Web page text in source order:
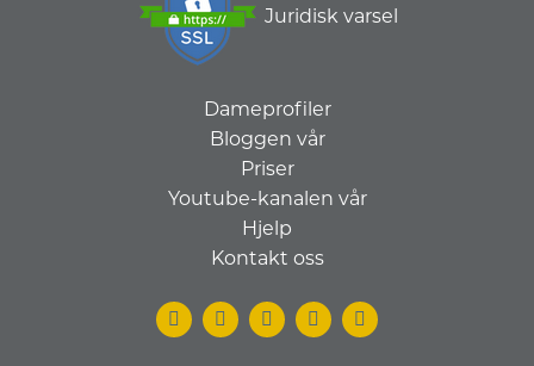
Juridisk varsel
Dameprofiler
Bloggen vår
Priser
Youtube-kanalen vår
Hjelp
Kontakt oss